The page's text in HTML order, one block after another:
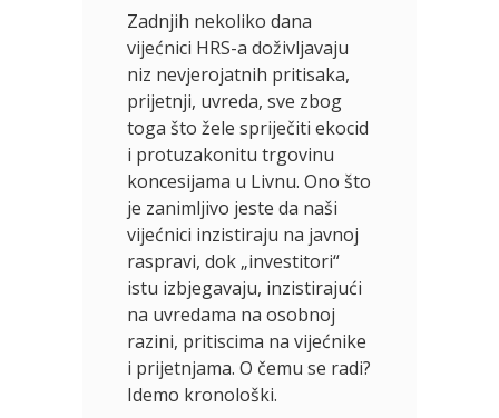
Zadnjih nekoliko dana
vijećnici HRS-a doživljavaju
niz nevjerojatnih pritisaka,
prijetnji, uvreda, sve zbog
toga što žele spriječiti ekocid
i protuzakonitu trgovinu
koncesijama u Livnu. Ono što
je zanimljivo jeste da naši
vijećnici inzistiraju na javnoj
raspravi, dok „investitori“
istu izbjegavaju, inzistirajući
na uvredama na osobnoj
razini, pritiscima na vijećnike
i prijetnjama. O čemu se radi?
Idemo kronološki.